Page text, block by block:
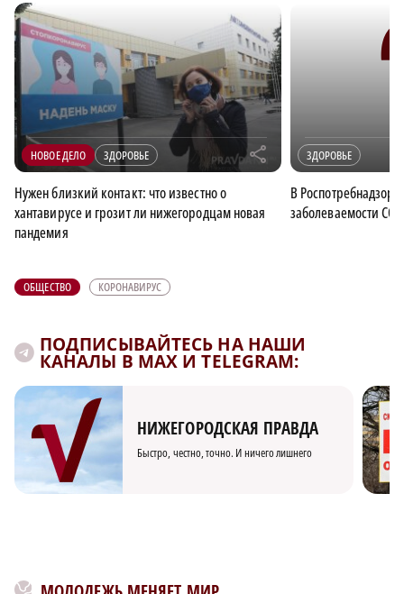
НОВОЕ ДЕЛО ЗДОРОВЬЕ r
Нужен близкий контакт: что известно о
хантавирусе и грозит ли нижегородцам новая
пандемия
ЗДОРОВЬЕ
В
заболеваемости
ОБЩЕСТВО КОРОНАВИРУС
ПОДПИСЫВАЙТЕСЬ НА НАШИ
КАНАЛЫ В MAX И TELEGRAM:
НИЖЕГОРОДСКАЯ ПРАВДА
Быстро, честно, точно. И ничего лишнего
×